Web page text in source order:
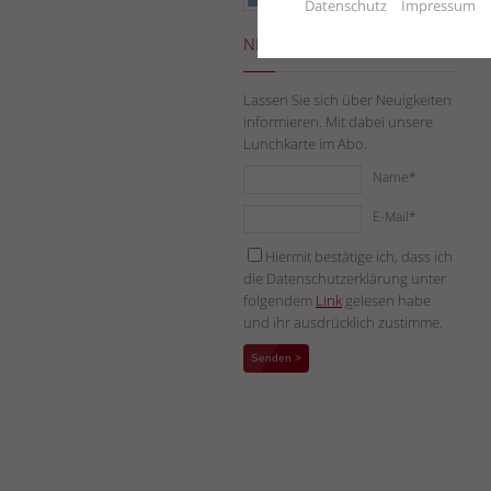
NEWSLETTER-ABO
Lassen Sie sich über Neuigkeiten
informieren. Mit dabei unsere
Lunchkarte im Abo.
Name*
E-Mail*
Hiermit bestätige ich, dass ich
die Datenschutzerklärung unter
folgendem Link gelesen habe
und ihr ausdrücklich zustimme.
Datenschutz Impressum